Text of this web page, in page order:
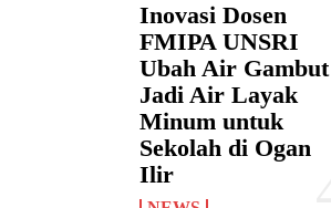
Inovasi Dosen
FMIPA UNSRI
Ubah Air Gambut
Jadi Air Layak
Minum untuk
Sekolah di Ogan
Ilir